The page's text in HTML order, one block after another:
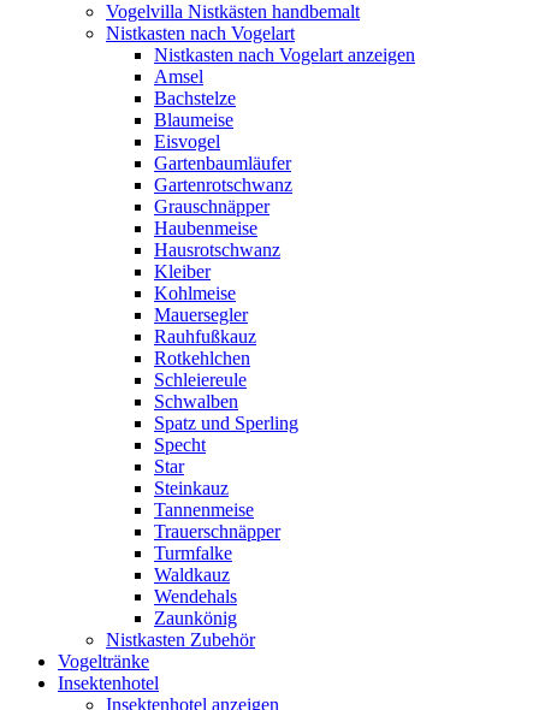
Vogelvilla Nistkästen handbemalt
Nistkasten nach Vogelart
Nistkasten nach Vogelart anzeigen
Amsel
Bachstelze
Blaumeise
Eisvogel
Gartenbaumläufer
Gartenrotschwanz
Grauschnäpper
Haubenmeise
Hausrotschwanz
Kleiber
Kohlmeise
Mauersegler
Rauhfußkauz
Rotkehlchen
Schleiereule
Schwalben
Spatz und Sperling
Specht
Star
Steinkauz
Tannenmeise
Trauerschnäpper
Turmfalke
Waldkauz
Wendehals
Zaunkönig
Nistkasten Zubehör
Vogeltränke
Insektenhotel
Insektenhotel anzeigen